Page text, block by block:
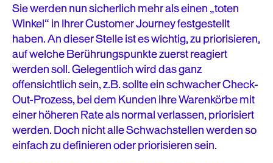
Sie werden nun sicherlich mehr als einen „toten
Winkel“ in Ihrer Customer Journey festgestellt
haben. An dieser Stelle ist es wichtig, zu priorisieren,
auf welche Berührungspunkte zuerst reagiert
werden soll. Gelegentlich wird das ganz
offensichtlich sein, z.B. sollte ein schwacher Check-
Out-Prozess, bei dem Kunden ihre Warenkörbe mit
einer höheren Rate als normal verlassen, priorisiert
werden. Doch nicht alle Schwachstellen werden so
einfach zu definieren oder priorisieren sein.